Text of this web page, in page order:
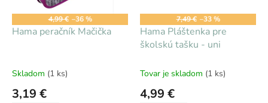
4,99 € –36 %
Hama peračník Mačička
Skladom (1 ks)
3,19 €
7,49 € –33 %
Hama Pláštenka pre
školskú tašku - uni
Tovar je skladom (1 ks)
4,99 €